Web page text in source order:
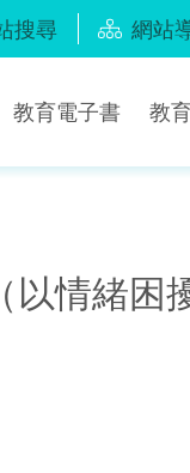
搜尋 網站
教育電子書 教
情緒困